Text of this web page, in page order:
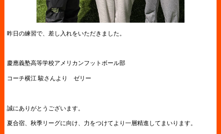
昨日の練習で、差し入れをいただきました。
慶應義塾高等学校アメリカンフットボール部
コーチ横江 駿さんより ゼリー
誠にありがとうございます。
夏合宿、秋季リーグに向け、力をつけてより一層精進してまいります。